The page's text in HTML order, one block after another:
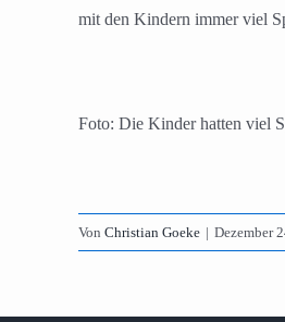
mit den Kindern immer viel
Foto: Die Kinder hatten viel
Von Christian Goeke | Dezember